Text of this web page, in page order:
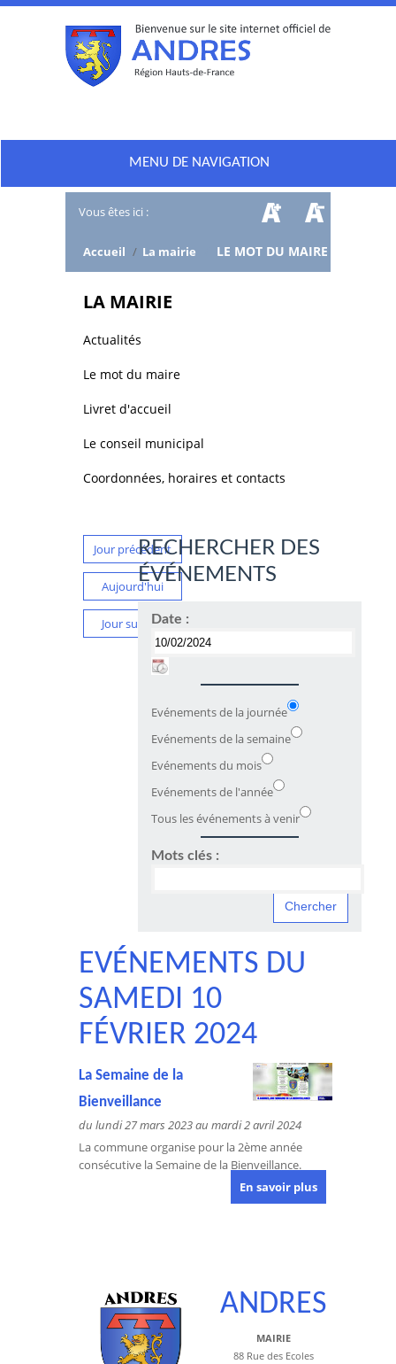
MENU DE NAVIGATION
Vous êtes ici :
Accueil / La mairie LE MOT DU MAIRE
LA MAIRIE
Actualités
Le mot du maire
Livret d'accueil
Le conseil municipal
Coordonnées, horaires et contacts
Jour précédent
Aujourd'hui
Jour suivant
RECHERCHER DES
ÉVÉNEMENTS
Date :
Evénements de la journée
Evénements de la semaine
Evénements du mois
Evénements de l'année
Tous les événements à venir
Mots clés :
EVÉNEMENTS DU
SAMEDI 10
FÉVRIER 2024
La Semaine de la
Bienveillance
du lundi 27 mars 2023 au mardi 2 avril 2024
La commune organise pour la 2ème année
consécutive la Semaine de la Bienveillance.
En savoir plus
ANDRES
MAIRIE
88 Rue des Ecoles